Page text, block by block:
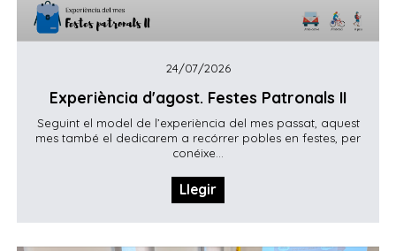
24/07/2026
Experiència d'agost. Festes Patronals II
Seguint el model de l’experiència del mes passat, aquest
mes també el dedicarem a recórrer pobles en festes, per
conéixe...
Llegir